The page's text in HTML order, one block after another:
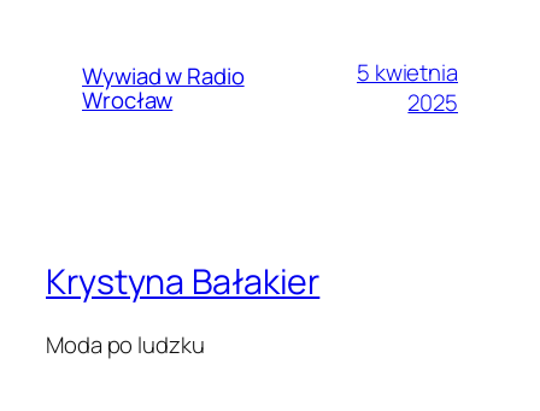
Wywiad w Radio
Wrocław
5 kwietnia
2025
Krystyna Bałakier
Moda po ludzku